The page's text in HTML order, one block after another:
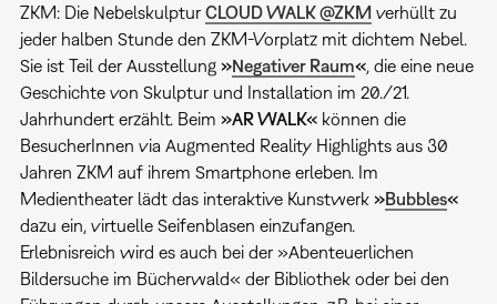
ZKM: Die Nebelskulptur CLOUD WALK @ZKMverhüllt zu
jeder halben Stunde den ZKM-Vorplatz mit dichtem Nebel.
Sie ist Teil der Ausstellung »Negativer Raum«, die eine neue
Geschichte von Skulptur und Installation im 20./21.
Jahrhundert erzählt. Beim »AR WALK«können die
BesucherInnen via Augmented Reality Highlights aus 30
Jahren ZKM auf ihrem Smartphone erleben. Im
Medientheater lädt das interaktive Kunstwerk »Bubbles«
dazu ein, virtuelle Seifenblasen einzufangen.
Erlebnisreich wird es auch bei der »Abenteuerlichen
Bildersuche im Bücherwald« der Bibliothek oder bei den